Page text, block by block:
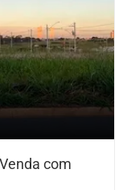
com